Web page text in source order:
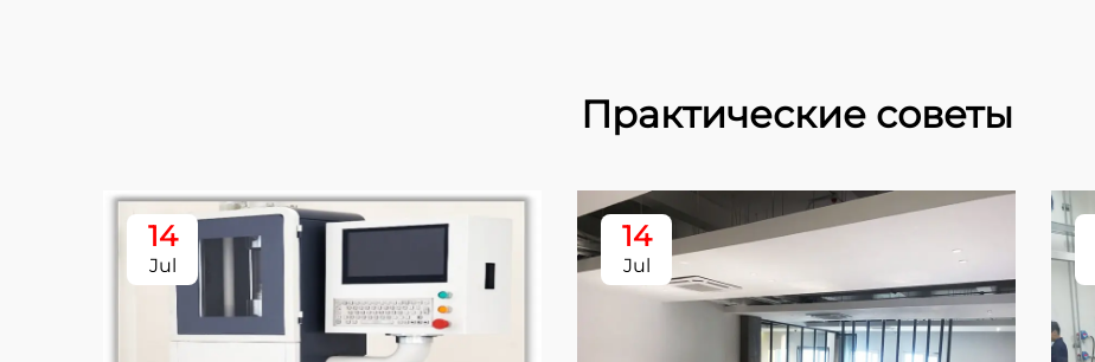
Практические советы
14
Jul
14
Jul